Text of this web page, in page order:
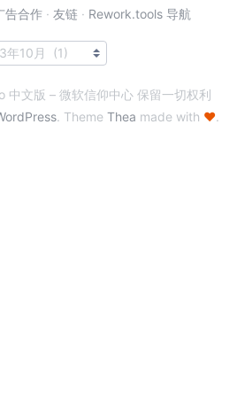
告合作 · 友链 · Rework.tools 导航
文版 – 微软信仰中心 保留一切权利
. Theme Thea made with ♥.